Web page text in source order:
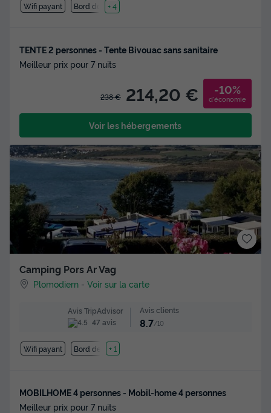
Wifi payant Bord de mer
+ 4
TENTE 2 personnes - Tente Bivouac sans sanitaire
Meilleur prix pour 7 nuits
238 € 214,20 € -10%
d'économie
Voir les hébergements
Camping Pors Ar Vag
Plomodiern -Voir sur la carte
Avis TripAdvisor
47 avis
Avis clients
8.7/10
Wifi payant Bord de mer
+ 1
MOBILHOME 4 personnes - Mobil-home 4 personnes
Meilleur prix pour 7 nuits